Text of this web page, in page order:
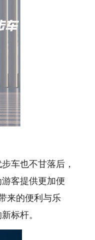
车也不甘落后，
客提供更加便
来的便利与乐
标杆。